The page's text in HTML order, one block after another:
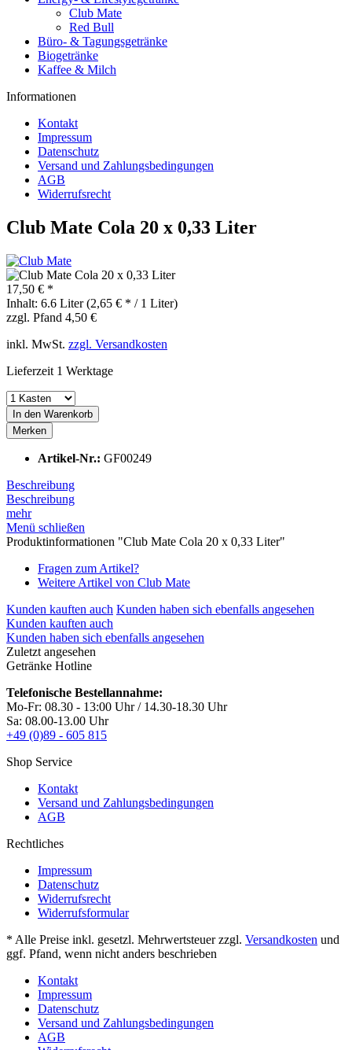
Club Mate
Red Bull
Büro- & Tagungsgetränke
Biogetränke
Kaffee & Milch
Informationen
Kontakt
Impressum
Datenschutz
Versand und Zahlungsbedingungen
AGB
Widerrufsrecht
Club Mate Cola 20 x 0,33 Liter
17,50 € *
Inhalt: 6.6 Liter (2,65 € * / 1 Liter)
zzgl. Pfand 4,50 €
inkl. MwSt. zzgl. Versandkosten
Lieferzeit 1 Werktage
In den Warenkorb
Merken
Artikel-Nr.: GF00249
Beschreibung
Beschreibung
mehr
Menü schließen
Produktinformationen "Club Mate Cola 20 x 0,33 Liter"
Fragen zum Artikel?
Weitere Artikel von Club Mate
Kunden kauften auch Kunden haben sich ebenfalls angesehen
Kunden kauften auch
Kunden haben sich ebenfalls angesehen
Zuletzt angesehen
Getränke Hotline
Telefonische Bestellannahme:
Mo-Fr: 08.30 - 13:00 Uhr / 14.30-18.30 Uhr
Sa: 08.00-13.00 Uhr
+49 (0)89 - 605 815
Shop Service
Kontakt
Versand und Zahlungsbedingungen
AGB
Rechtliches
Impressum
Datenschutz
Widerrufsrecht
Widerrufsformular
* Alle Preise inkl. gesetzl. Mehrwertsteuer zzgl. Versandkosten und
ggf. Pfand, wenn nicht anders beschrieben
Kontakt
Impressum
Datenschutz
Versand und Zahlungsbedingungen
AGB